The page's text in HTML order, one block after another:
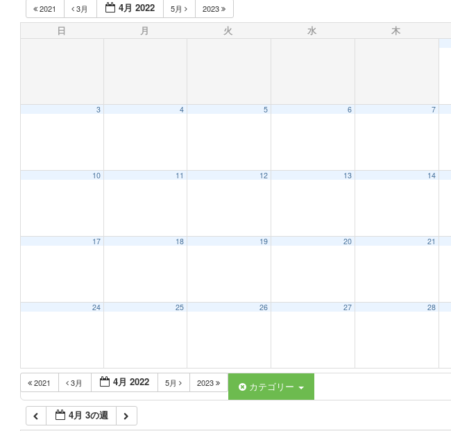
2021 3月 4月 2022 5月 2023
日 月 火 水 木
3 4 5 6 7
10 11 12 13 14
17 18 19 20 21
24 25 26 27 28
2021 3月 4月 2022 5月 2023 カテゴリー
4月 3の週
4:00 AM
6:00 AM
7:00 AM